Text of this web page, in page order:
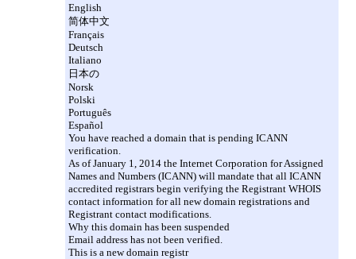
English
简体中文
Français
Deutsch
Italiano
日本の
Norsk
Polski
Português
Español
You have reached a domain that is pending ICANN
verification.
As of January 1, 2014 the Internet Corporation for Assigned
Names and Numbers (ICANN) will mandate that all ICANN
accredited registrars begin verifying the Registrant WHOIS
contact information for all new domain registrations and
Registrant contact modifications.
Why this domain has been suspended
Email address has not been verified.
This is a new domain registr